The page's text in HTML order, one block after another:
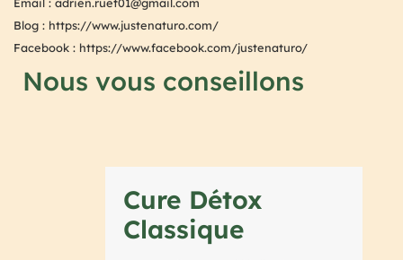
Blog : https://www.justenaturo.com/
Facebook : https://www.facebook.com/justenaturo/
Nous vous conseillons
Cure Détox
Classique